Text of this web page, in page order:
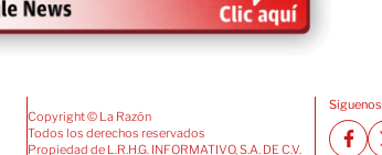
Copyright © La Razón
Todos los derechos reservados
Propiedad de L.R.H.G. INFORMATIVO, S.A. DE C.V.